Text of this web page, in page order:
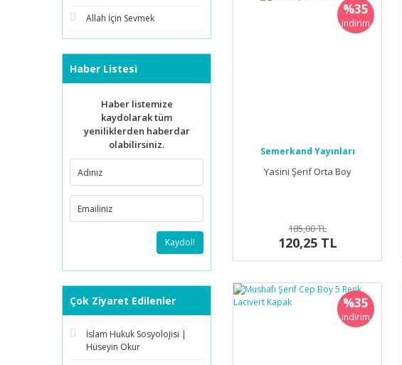
Allah İçin Sevmek
Haber Listesi
Haber listemize
kaydolarak tüm
yeniliklerden haberdar
olabilirsiniz.
Kaydol!
Çok Ziyaret Edilenler
İslam Hukuk Sosyolojisi |
Hüseyin Okur
%35
indirim
Semerkand Yayınları
Yasini Şerif Orta Boy
185,00 TL
120,25 TL
%35
indirim